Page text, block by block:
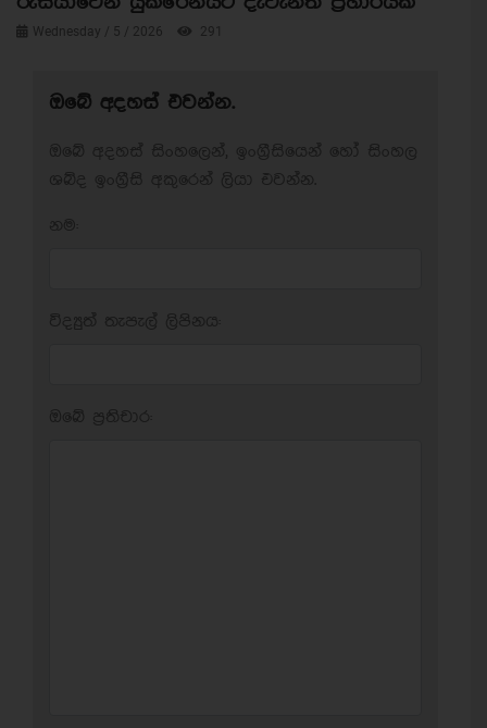
Wednesday / 5 / 2026 291
ඔබේ අදහස් එවන්න.